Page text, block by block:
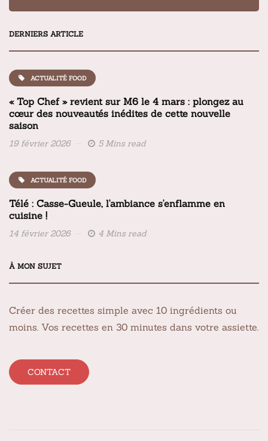
DERNIERS ARTICLE
ACTUALITÉ FOOD
« Top Chef » revient sur M6 le 4 mars : plongez au
cœur des nouveautés inédites de cette nouvelle
saison
19 février 2026 5 Mins read
ACTUALITÉ FOOD
Télé : Casse-Gueule, l'ambiance s'enflamme en
cuisine !
14 février 2026 4 Mins read
À MON SUJET
Créer des recettes simple avec 10 ingrédients ou
moins. Vos recettes en 30 minutes dans votre assiette.
CONTACT